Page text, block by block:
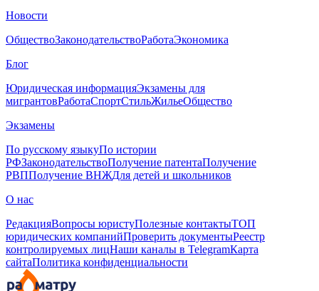
Новости
ОбществоЗаконодательствоРаботаЭкономика
Блог
Юридическая информацияЭкзамены для
мигрантовРаботаСпортСтильЖильеОбщество
Экзамены
По русскому языкуПо истории
РФЗаконодательствоПолучение патентаПолучение
РВППолучение ВНЖДля детей и школьников
О нас
РедакцияВопросы юристуПолезные контактыТОП
юридических компанийПроверить документыРеестр
контролируемых лицНаши каналы в TelegramКарта
сайтаПолитика конфиденциальности